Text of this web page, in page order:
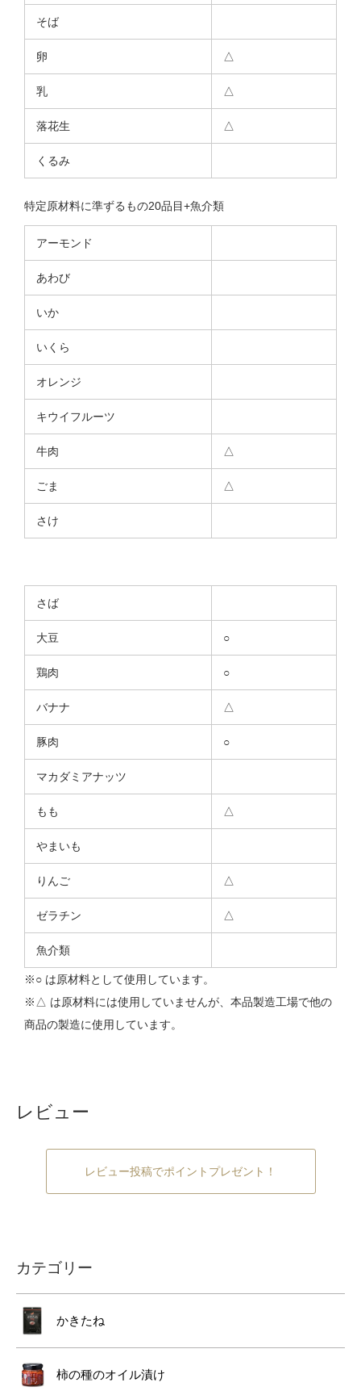
そば
卵 △
乳 △
落花生 △
くるみ
特定原材料に準ずるもの20品目+魚介類
アーモンド
あわび
いか
いくら
オレンジ
キウイフルーツ
牛肉 △
ごま △
さけ
さば
大豆 ○
鶏肉 ○
バナナ △
豚肉 ○
マカダミアナッツ
もも △
やまいも
りんご △
ゼラチン △
魚介類
※○ は原材料として使用しています。
※△ は原材料には使用していませんが、本品製造工場で他の
商品の製造に使用しています。
レビュー
レビュー投稿でポイントプレゼント！
カテゴリー
かきたね
柿の種のオイル漬け